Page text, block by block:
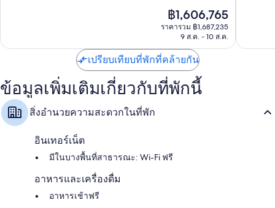
ราคา
ปัจจุบัน
฿1,606,765
ราคารวม ฿1,687,235
9 ส.ค. - 10 ส.ค.
เปรียบเทียบที่พักที่คล้ายกัน
ข้อมูลเพิ่มเติมเกี่ยวกับที่พักนี้
สิ่งอำนวยความสะดวกในที่พัก
อินเทอร์เน็ต
มีในบางพื้นที่สาธารณะ: Wi-Fi ฟรี
อาหารและเครื่องดื่ม
อาหารเช้าฟรี